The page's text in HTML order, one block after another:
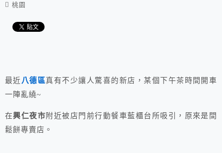
桃園
最近八德區真有不少讓人驚喜的新店，某個下午茶時間開車
一陣亂繞~
在興仁夜市附近被店門前行動餐車藍櫃台所吸引，原來是間
鬆餅專賣店。